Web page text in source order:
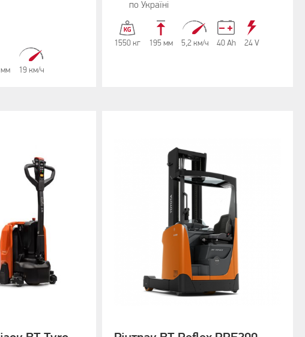
мм 19 км/ч
по Україні
1550 кг 195 мм 5,2 км/ч 40 Аh 24 V